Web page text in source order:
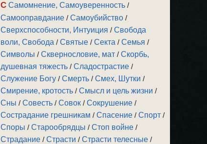
С Самомнение, Самоуверенность /
Самооправдание /Самоубийство /
Сверхспособности, Интуиция /Свобода
воли, Свобода /Святые /Секта /Семья /
Символы /Сквернословие, мат /Скорбь,
душевная тяжесть /Сладострастие /
Служение Богу /Смерть /Смех, Шутки /
Смирение, кротость /Смысл и цель жизни /
Сны /Совесть /Совок /Сокрушение /
Сострадание грешникам /Спасение /Спорт /
Споры /Старообрядцы /Стоп войне /
Страдание /Страсти /Страсти телесные /